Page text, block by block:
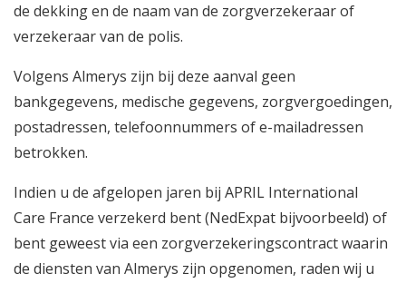
de dekking en de naam van de zorgverzekeraar of
verzekeraar van de polis.
Volgens Almerys zijn bij deze aanval geen
bankgegevens, medische gegevens, zorgvergoedingen,
postadressen, telefoonnummers of e-mailadressen
betrokken.
Indien u de afgelopen jaren bij APRIL International
Care France verzekerd bent (NedExpat bijvoorbeeld) of
bent geweest via een zorgverzekeringscontract waarin
de diensten van Almerys zijn opgenomen, raden wij u